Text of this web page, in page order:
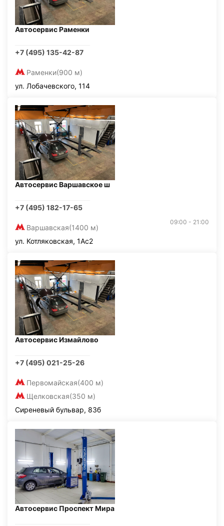
Автосервис Раменки
+7 (495) 135-42-87
Раменки(900 м)
ул. Лобачевского, 114
Автосервис Варшавское ш
+7 (495) 182-17-65
Варшавская(1400 м)
09:00 - 21:00
ул. Котляковская, 1Ас2
Автосервис Измайлово
+7 (495) 021-25-26
Первомайская(400 м)
Щелковская(350 м)
Сиреневый бульвар, 83б
Автосервис Проспект Мира